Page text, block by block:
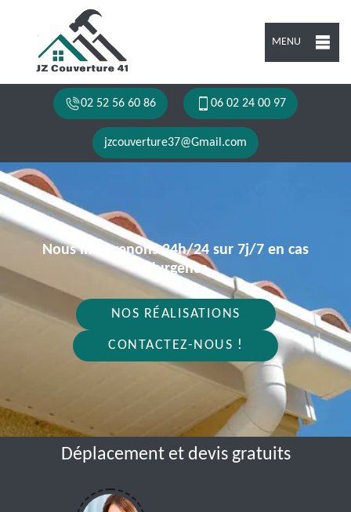
MENU
02 52 56 60 86 06 02 24 00 97
jzcouverture37@Gmail.com
Nous intervenons 24h/24 sur 7j/7 en cas
d'urgence
NOS RÉALISATIONS
CONTACTEZ-NOUS !
Déplacement et devis gratuits